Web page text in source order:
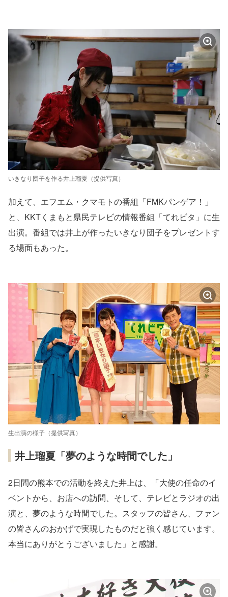
いきなり団子を作る井上瑠夏（提供写真）
加えて、エフエム・クマモトの番組「FMKパンゲア！」
と、KKTくまもと県民テレビの情報番組「てれビタ」に生
出演。番組では井上が作ったいきなり団子をプレゼントす
る場面もあった。
生出演の様子（提供写真）
井上瑠夏「夢のような時間でした」
2日間の熊本での活動を終えた井上は、「大使の任命のイ
ベントから、お店への訪問、そして、テレビとラジオの出
演と、夢のような時間でした。スタッフの皆さん、ファン
の皆さんのおかげで実現したものだと強く感じています。
本当にありがとうございました」と感謝。